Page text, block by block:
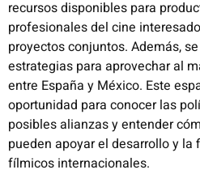
recursos disponibles para
profesionales del cine
proyectos conjuntos. Además,
estrategias para aprovechar al
entre España y México. Este
oportunidad para conocer las
posibles alianzas y entender
pueden apoyar el desarrollo y
fílmicos internacionales.